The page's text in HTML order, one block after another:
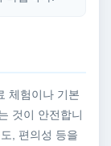
체험이나 기본
것이 안전합니
, 편의성 등을